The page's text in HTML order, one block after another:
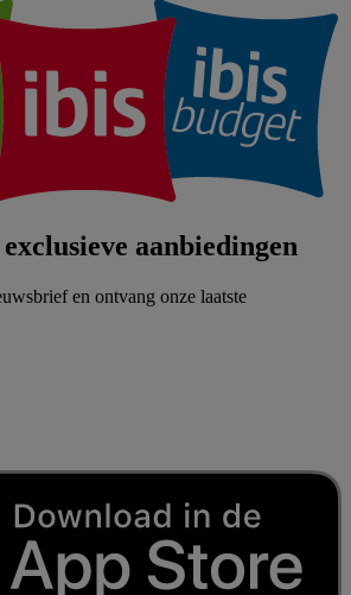
aanbiedingen
en ontvang onze laatste